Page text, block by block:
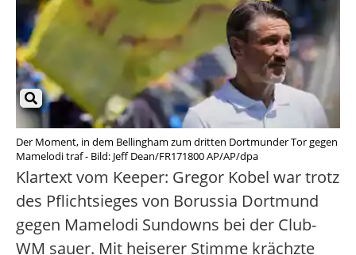
Der Moment, in dem Bellingham zum dritten Dortmunder Tor gegen
Mamelodi traf - Bild: Jeff Dean/FR171800 AP/AP/dpa
Klartext vom Keeper: Gregor Kobel war trotz
des Pflichtsieges von Borussia Dortmund
gegen Mamelodi Sundowns bei der Club-
WM sauer. Mit heiserer Stimme krächzte